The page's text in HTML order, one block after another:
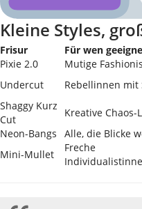
Kleine Styles,
Frisur Für wen
Pixie 2.0
Mutige
Undercut
Rebellinnen mit
Shaggy Kurz
Cut
Kreative Chaos-
Neon-Bangs
Alle, die Blicke
Mini-Mullet
Freche